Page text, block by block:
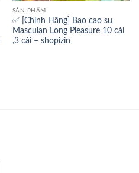
SẢN PHẨM
✅ [Chính Hãng] Bao cao su
Masculan Long Pleasure 10 cái
,3 cái – shopizin